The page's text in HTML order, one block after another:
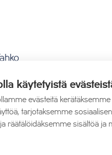
tapahtumat
käytetyistä
evästeitä
tarjotaksemme
räätälöidäksemme sisältöä ja